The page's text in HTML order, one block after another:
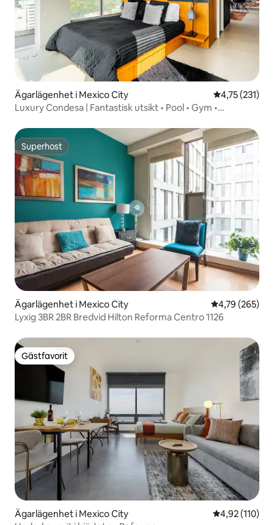
Ägarlägenhet i Mexico City 4,75 av 5 i
4,75 (231)
Luxury Condesa | Fantastisk utsikt • Pool • Gym •
Superhost
Superhost
Ägarlägenhet i Mexico City 4,79 av 5 i
4,79 (265)
Lyxig 3BR 2BR Bredvid Hilton Reforma Centro 1126
Gästfavorit
Gästfavorit
Ägarlägenhet i Mexico City 4,92 av 5 i
4,92 (110)